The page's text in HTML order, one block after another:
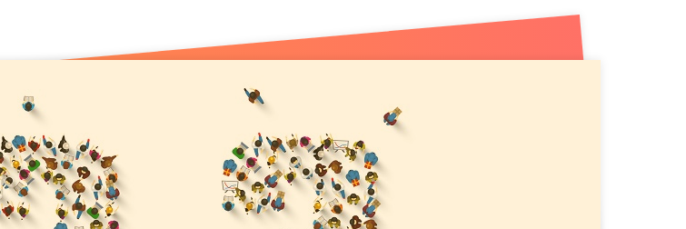
ン出店に関するお知らせ （117KB）
説明資料
〔日本基準〕(連結) （577KB）
ねきねこ」で大人のカラオケ利用を促進し市場拡大へ （789KB）
覧
】8 月 7 日 12:00 グランドオープン!札幌平岸エリアに新たなエンタメ空間が誕生!
前店】 8 月 5 日 12:00 グランドオープン!プロ参戦のダーツイベントも開催!